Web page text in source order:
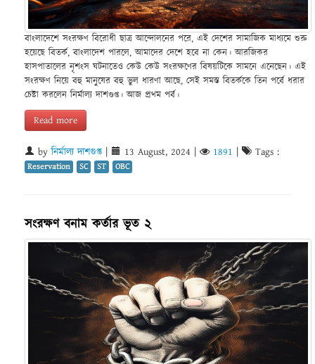
বাংলাদেশে সংরক্ষণ বিরোধী ছাত্র আন্দোলনের পরে, এই দেশের সামাজিক মাধ্যমে শুরু
হয়েছে বিতর্ক, বাংলাদেশ পারলে, আমাদের দেশে হবে না কেন। আরজিকর
হাসপাতালের নৃশংস ঘটনাতেও কেউ কেউ সংরক্ষণের বিষয়টিকে সামনে এনেছেন। এই
সংরক্ষণ নিয়ে বহু মানুষের বহু ভুল ধারণা আছে, সেই সমস্ত বিতর্ককে তিন পর্বে ধরার
চেষ্টা করলেন নির্মাল্য দাশগুপ্ত। আজ প্রথম পর্ব।
Read more
byনির্মাল্য দাশগুপ্ত 13 August, 2024 1891 Tags :
Reservation SC ST OBC
সংরক্ষণ বনাম কর্তার ভূত ২